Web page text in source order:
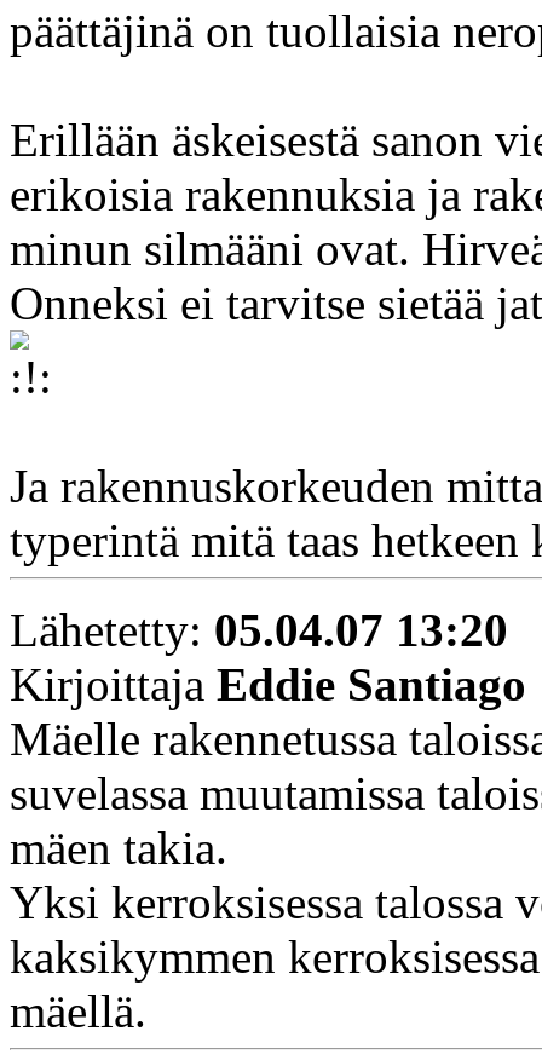
päättäjinä on tuollaisia
Erillään äskeisestä sanon
erikoisia rakennuksia ja
minun silmääni ovat.
Onneksi ei tarvitse sietää
Ja rakennuskorkeuden
typerintä mitä taas hetkeen
Lähetetty: 05.04.07 13:20
Kirjoittaja Eddie Santiago
Mäelle rakennetussa
suvelassa muutamissa
mäen takia.
Yksi kerroksisessa talossa
kaksikymmen
mäellä.